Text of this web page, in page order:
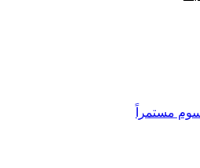
مستمراً